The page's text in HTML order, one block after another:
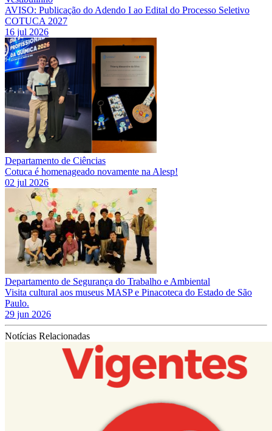
AVISO: Publicação do Adendo I ao Edital do Processo Seletivo
COTUCA 2027
16 jul 2026
Departamento de Ciências
Cotuca é homenageado novamente na Alesp!
02 jul 2026
Departamento de Segurança do Trabalho e Ambiental
Visita cultural aos museus MASP e Pinacoteca do Estado de São
Paulo.
29 jun 2026
Notícias Relacionadas